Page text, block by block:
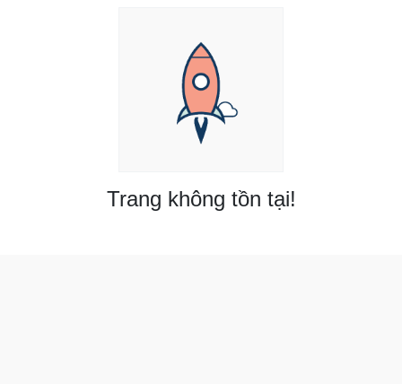
Trang không tồn tại!